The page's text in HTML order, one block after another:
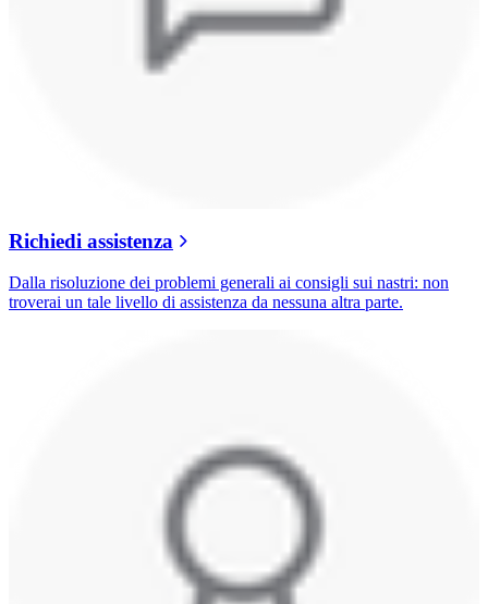
Richiedi assistenza
Dalla risoluzione dei problemi generali ai consigli sui nastri: non
troverai un tale livello di assistenza da nessuna altra parte.